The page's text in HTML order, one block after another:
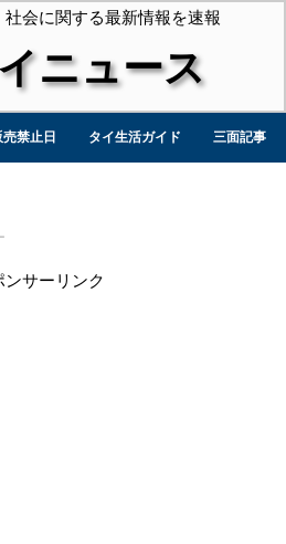
社会に関する最新情報を速報
ニュース
禁止日 タイ生活ガイド 三面記事
ンサーリンク